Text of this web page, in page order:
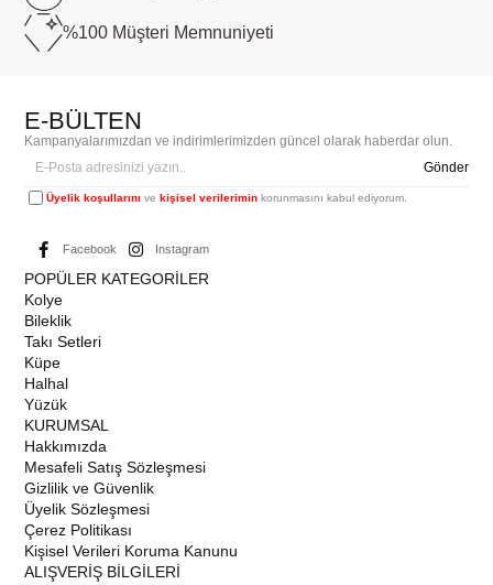
%100 Müşteri Memnuniyeti
E-BÜLTEN
Kampanyalarımızdan ve indirimlerimizden güncel olarak haberdar olun.
Gönder
Üyelik koşullarını vekişisel verilerimin korunmasını kabul ediyorum.
Facebook Instagram
POPÜLER KATEGORİLER
Kolye
Bileklik
Takı Setleri
Küpe
Halhal
Yüzük
KURUMSAL
Hakkımızda
Mesafeli Satış Sözleşmesi
Gizlilik ve Güvenlik
Üyelik Sözleşmesi
Çerez Politikası
Kişisel Verileri Koruma Kanunu
ALIŞVERİŞ BİLGİLERİ